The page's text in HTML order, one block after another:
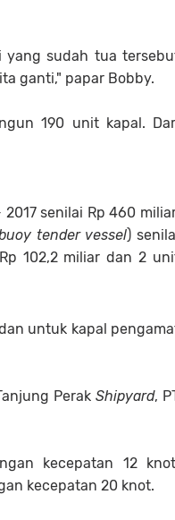
yang sudah tua
ganti," papar Bobby.
190 unit kapal.
senilai Rp 460
tender vessel)
102,2 miliar dan 2
untuk kapal
Perak Shipyard,
kecepatan 12
kecepatan 20 knot.